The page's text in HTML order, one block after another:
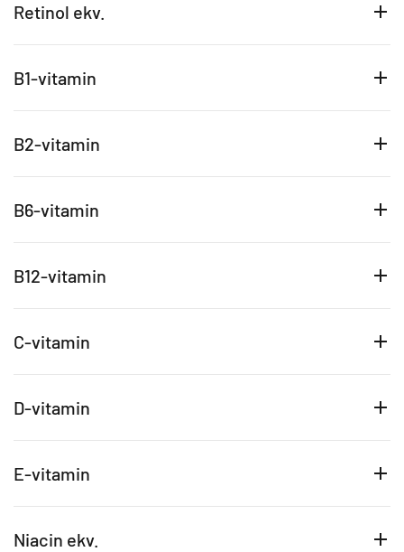
Retinol ekv.
B1-vitamin
B2-vitamin
B6-vitamin
B12-vitamin
C-vitamin
D-vitamin
E-vitamin
Niacin ekv.